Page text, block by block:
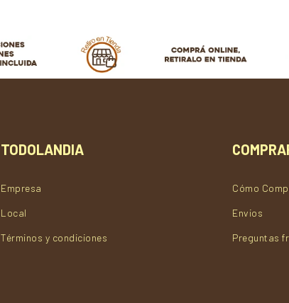
TODOLANDIA
Empresa
Local
Términos y condiciones
Cómo
Envios
Preguntas